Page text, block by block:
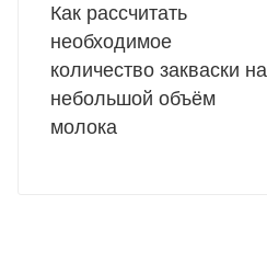
Как рассчитать
необходимое
количество закваски на
небольшой объём
молока